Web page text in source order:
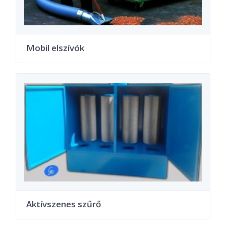
Mobil elszívók
Aktívszenes szűrő